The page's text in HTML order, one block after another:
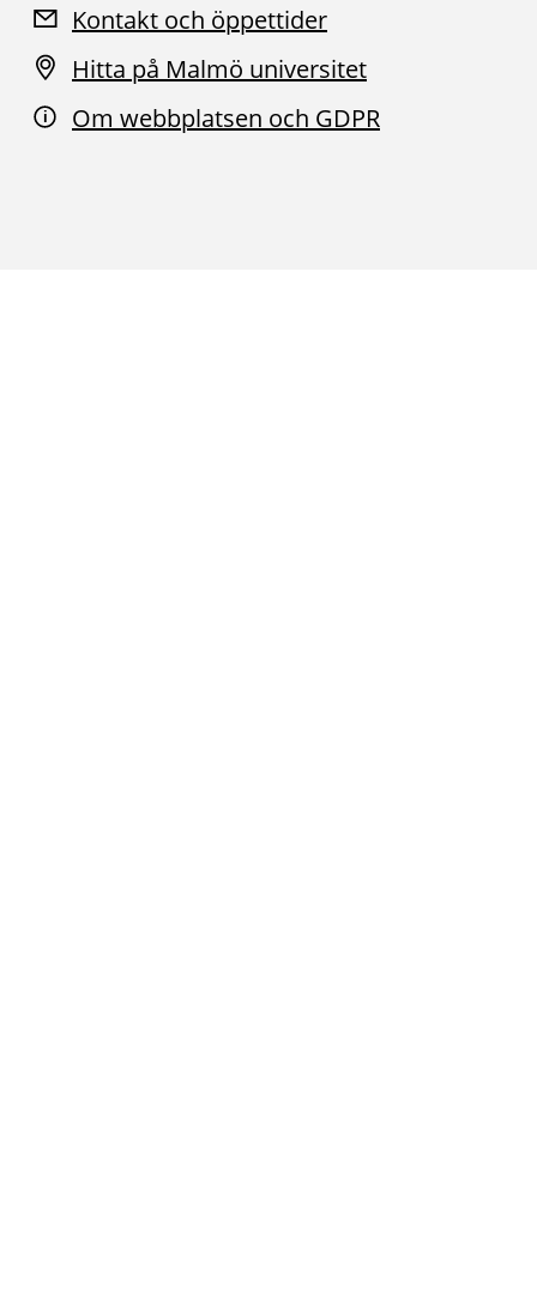
Kontakt och öppettider
Hitta på Malmö universitet
Om webbplatsen och GDPR